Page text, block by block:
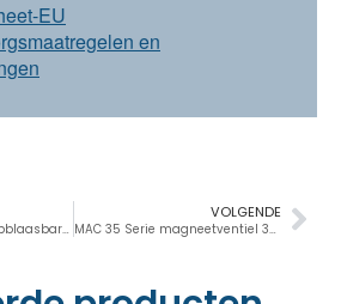
EU
en
VOLGENDE